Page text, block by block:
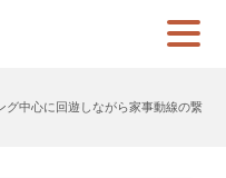
グ中心に回遊しながら家事動線の繋